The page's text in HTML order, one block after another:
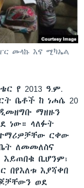
መላኩ እና ሚካኤል
የ 2013 ዓ.ም.
ቤቶች ከ ነሐሴ 20
ማዘዙን
ነው። ላለፉት
ርቀው
ለመመለስና
ቢሆንም፣
በየእለቱ እያሻቀበ
ወደ